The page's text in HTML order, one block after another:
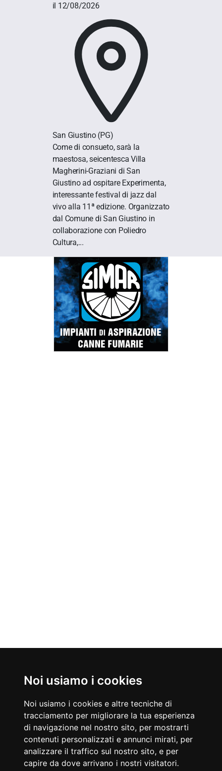
Noi usiamo i cookies
Noi usiamo i cookies e altre tecniche di
tracciamento per migliorare la tua esperienza
di navigazione nel nostro sito, per mostrarti
contenuti personalizzati e annunci mirati, per
analizzare il traffico sul nostro sito, e per
capire da dove arrivano i nostri visitatori.
il 12/08/2026
San Giustino (PG)
Come di consueto, sarà la
maestosa, seicentesca Villa
Magherini-Graziani di San
Giustino ad ospitare Experimenta,
interessante festival di jazz dal
vivo alla 11ª edizione. Organizzato
dal Comune di San Giustino in
collaborazione con Poliedro
Cultura,...
Nati Oggi
Melanie Griffith
Attrice statunitense
Filippo Inzaghi
Calciatore e allenatore
Accadde Oggi
09/08/1930
Esordisce nel mondo dei cartoon l’esplosiva Betty Boop.
09/08/1986
Ultimo concerto dei Queen a Knebworth con il frontman Freddie
Mercury.